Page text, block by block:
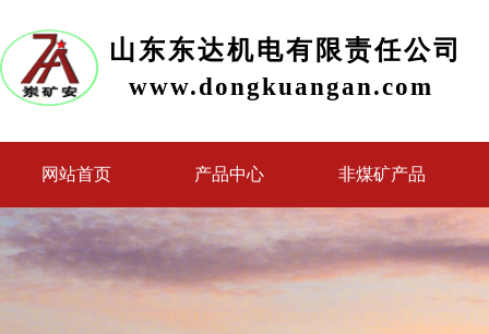
山东东达机电有限责任公司
www.dongkuangan.com
网站首页 产品中心 非煤矿产品